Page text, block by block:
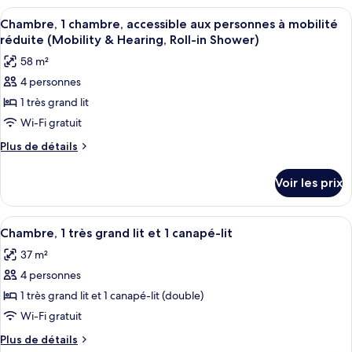
très
grand
lit,
accessible
aux
personnes
à
mobilité
réduite
Shower)
type
de
chambre
Chambre,
très
grand
lit,
accessible
personnes
(Roll-
in
Shower)
Afficher
toutes
les
photos
pour
ce
type
de
1
chambre,
accessible
aux
personnes
à
mobilité
réduite
(Mobility
Une chambre d’hôtel avec un lit, un
6
Chambre, 1 chambre, accessible aux personnes à mobilité
réduite (Mobility & Hearing, Roll-in Shower)
58 m²
4 personnes
1 très grand lit
Wi-Fi gratuit
Plus de détails
Plus
le
type
de
Chambre,
accessible
aux
à
Voir les prix
Afficher
toutes
les
photos
pour
ce
type
Une chambre d’hôtel avec un
5
Chambre, 1 très grand lit et 1 canapé-lit
37 m²
4 personnes
1 très grand lit et 1 canapé-lit (double)
Wi-Fi gratuit
Plus de détails
Plus